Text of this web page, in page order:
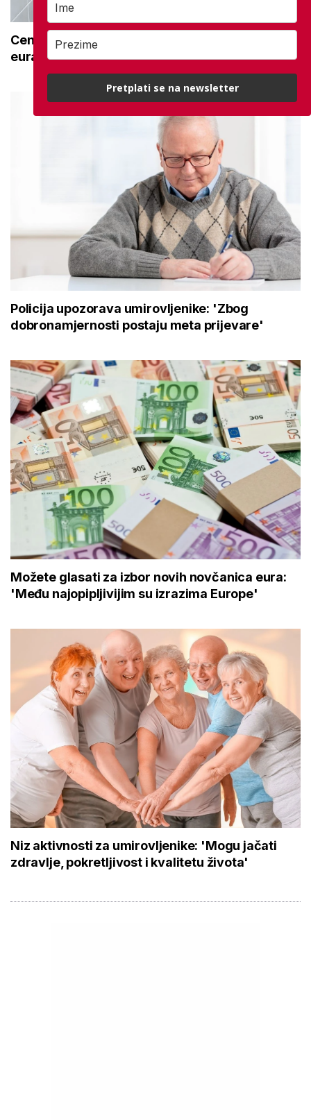
Centar za starije uzima opremu za 492.000
eura: Na popisu su i stolice za tuširanje
Policija upozorava umirovljenike: 'Zbog
dobronamjernosti postaju meta prijevare'
Možete glasati za izbor novih novčanica eura:
'Među najopipljivijim su izrazima Europe'
Niz aktivnosti za umirovljenike: 'Mogu jačati
zdravlje, pokretljivost i kvalitetu života'
Pretplati se na newsletter